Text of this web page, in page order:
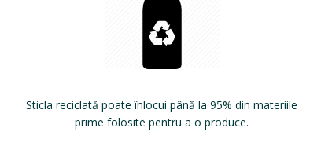
Sticla reciclată poate înlocui până la 95% din materiile
prime folosite pentru a o produce.